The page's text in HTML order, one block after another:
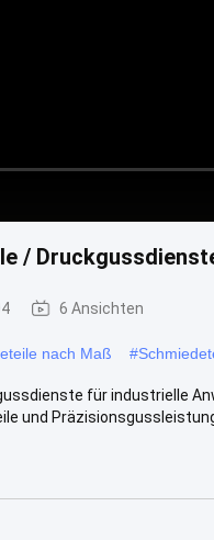
/
6 Ansichten
nach Maß #
für industrielle
und